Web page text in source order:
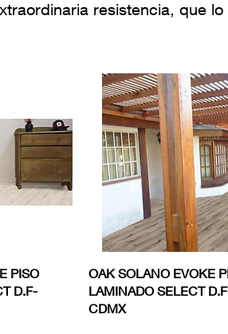
resistencia, que
PISO
D.F-
Vista rápida
OAK SOLANO EVOKE
LAMINADO SELECT
CDMX